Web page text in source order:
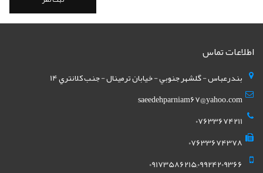
اطلاعات تماس
بندرعباس - گلشهر جنوبي - خيابان ترمينال - جنب کلانتري 14
saeedehparniam67@yahoo.com
07633674211
07633674378
09173586215,09924209366